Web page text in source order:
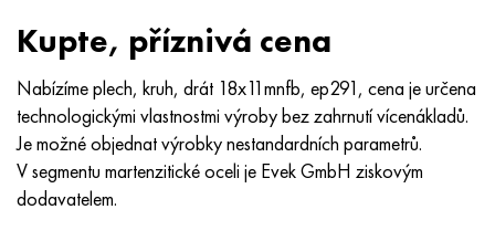
Kupte, příznivá cena
Nabízíme plech, kruh, drát 18x11mnfb, ep291, cena je určena
technologickými vlastnostmi výroby bez zahrnutí vícenákladů.
Je možné objednat výrobky nestandardních parametrů.
V segmentu martenzitické oceli je Evek GmbH ziskovým
dodavatelem.